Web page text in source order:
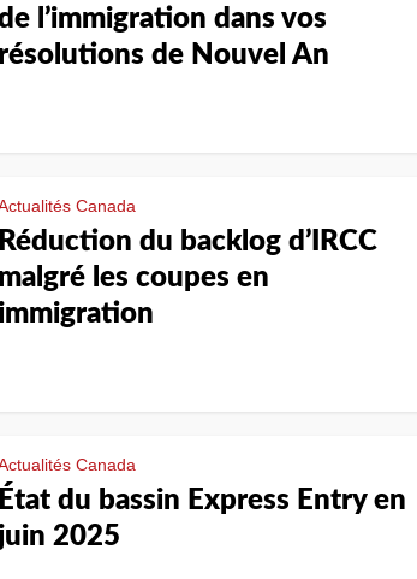
l’immigration dans vos
résolutions de Nouvel An
Canada
Réduction du backlog d’IRCC
malgré les coupes en
immigration
Canada
État du bassin Express Entry en
juin 2025